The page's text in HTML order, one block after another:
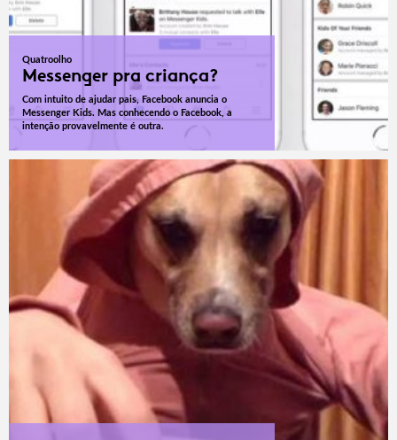
Quatroolho
Messenger pra criança?
Com intuito de ajudar pais, Facebook anuncia o
Messenger Kids. Mas conhecendo o Facebook, a
intenção provavelmente é outra.